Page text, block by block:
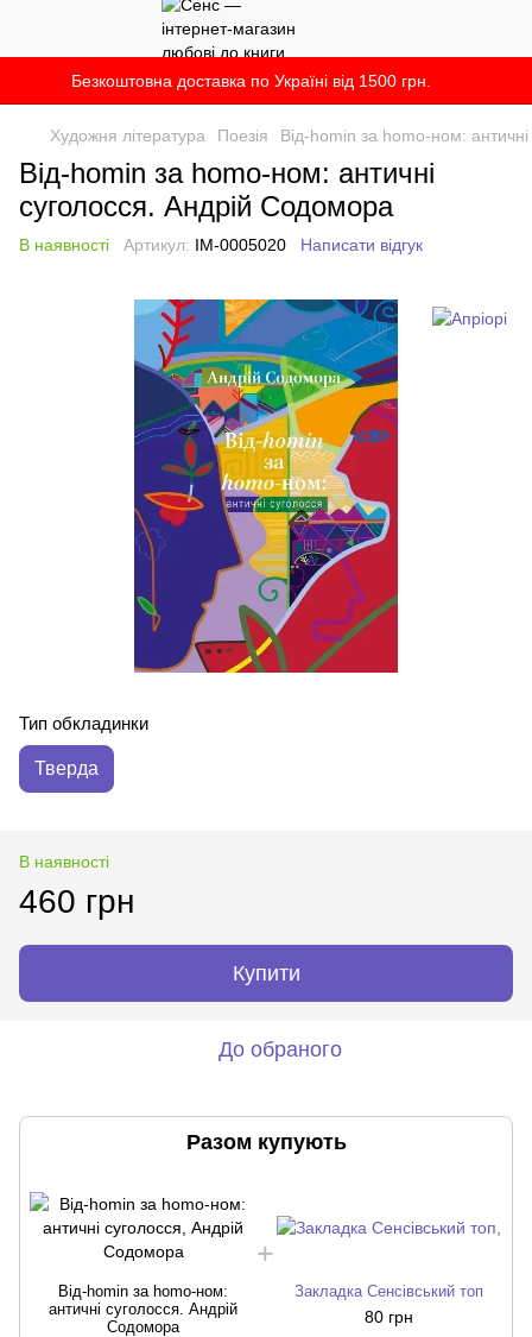
Безкоштовна доставка по Україні від 1500 грн.
Художня література Поезія Від-homin за homo-ном:
Від-homin за homo-ном: античні
суголосся. Андрій Содомора
В наявності Артикул: IM-0005020 Написати відгук
Тип обкладинки
Тверда
В наявності
460 грн
Купити
До обраного
Разом купують
Від-homin за homo-ном:
античні суголосся. Андрій
Содомора
Закладка Сенсівський топ
80 грн